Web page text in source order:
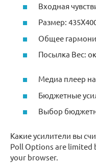
Входная
Размер:
Общее
Посылка Вес:
Медиа плеер
Бюджетные
Выбор
Какие усилители вы
Poll Options are limited
your browser.